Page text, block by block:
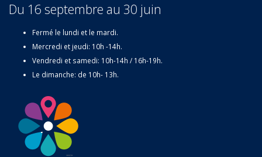
Du 16 septembre au 30 juin
Fermé le lundi et le mardi.
Mercredi et jeudi: 10h -14h.
Vendredi et samedi: 10h-14h / 16h-19h.
Le dimanche: de 10h- 13h.